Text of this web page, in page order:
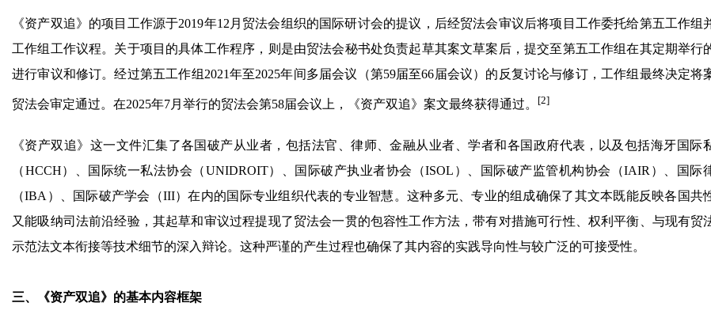
《资产双追》的项目工作源于2019年12月贸法会组织的国际研讨会的提议，后经贸法会审议后将项目工作委托给第五工作组
工作组工作议程。关于项目的具体工作程序，则是由贸法会秘书处负责起草其案文草案后，提交至第五工作组在其定期举行
进行审议和修订。经过第五工作组2021年至2025年间多届会议（第59届至66届会议）的反复讨论与修订，工作组最终决定将
贸法会审定通过。在2025年7月举行的贸法会第58届会议上，《资产双追》案文最终获得通过。 [2]
《资产双追》这一文件汇集了各国破产从业者，包括法官、律师、金融从业者、学者和各国政府代表，以及包括海牙国际
（HCCH）、国际统一私法协会（UNIDROIT）、国际破产执业者协会（ISOL）、国际破产监管机构协会（IAIR）、国际
（IBA）、国际破产学会（III）在内的国际专业组织代表的专业智慧。这种多元、专业的组成确保了其文本既能反映各国共
又能吸纳司法前沿经验，其起草和审议过程提现了贸法会一贯的包容性工作方法，带有对措施可行性、权利平衡、与现有贸
示范法文本衔接等技术细节的深入辩论。这种严谨的产生过程也确保了其内容的实践导向性与较广泛的可接受性。
三、《资产双追》的基本内容框架